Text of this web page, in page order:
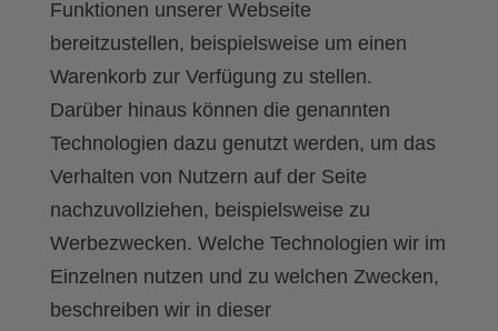
Funktionen unserer Webseite
bereitzustellen, beispielsweise um einen
Warenkorb zur Verfügung zu stellen.
Darüber hinaus können die genannten
Technologien dazu genutzt werden, um das
Verhalten von Nutzern auf der Seite
nachzuvollziehen, beispielsweise zu
Werbezwecken. Welche Technologien wir im
Einzelnen nutzen und zu welchen Zwecken,
beschreiben wir in dieser